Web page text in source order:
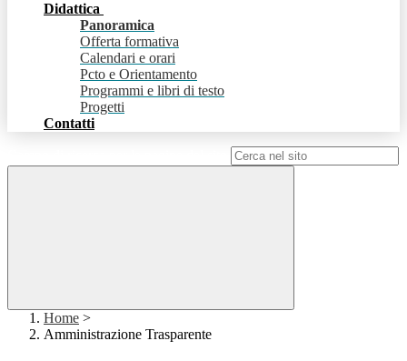
Didattica
Panoramica
Offerta formativa
Calendari e orari
Pcto e Orientamento
Programmi e libri di testo
Progetti
Contatti
Home >
Amministrazione Trasparente